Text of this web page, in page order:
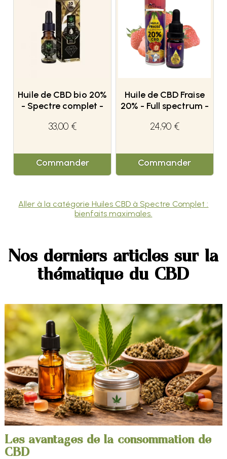
Huile de CBD bio 20%
- Spectre complet -
33,00 €
Commander
Huile de CBD Fraise
20% - Full spectrum -
24,90 €
Commander
Aller à la catégorie Huiles CBD à Spectre Complet :
bienfaits maximales.
Nos derniers articles sur la
thématique du CBD
Les avantages de la consommation de
CBD